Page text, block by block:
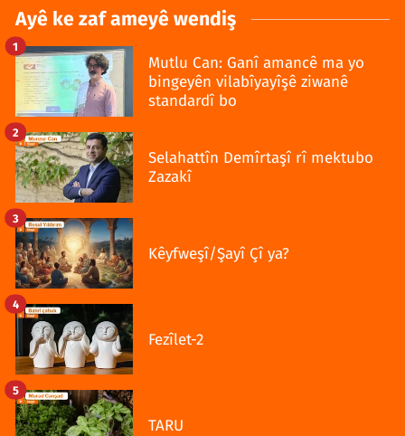
Ayê ke zaf ameyê wendiş
Mutlu Can: Ganî amancê ma yo
bingeyên vilabîyayîşê ziwanê
standardî bo
1
Selahattîn Demîrtaşî rî mektubo
Zazakî
2
Kêyfweşî/Şayî Çî ya?
3
Fezîlet-2
4
TARU
5